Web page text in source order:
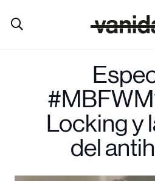
Locking y
del